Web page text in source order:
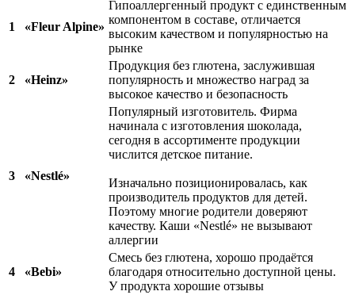
1 «Fleur Alpine»
Гипоаллергенный продукт с единственным
компонентом в составе, отличается
высоким качеством и популярностью на
рынке
2 «Heinz»
Продукция без глютена, заслужившая
популярность и множество наград за
высокое качество и безопасность
3 «Nestlé»
Популярный изготовитель. Фирма
начинала с изготовления шоколада,
сегодня в ассортименте продукции
числится детское питание.
Изначально позиционировалась, как
производитель продуктов для детей.
Поэтому многие родители доверяют
качеству. Каши «Nestlé» не вызывают
аллергии
4 «Bebi»
Смесь без глютена, хорошо продаётся
благодаря относительно доступной цены.
У продукта хорошие отзывы